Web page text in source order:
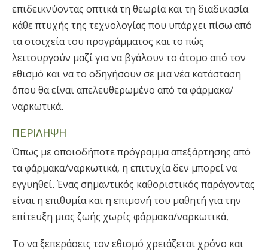
επιδεικνύοντας οπτικά τη θεωρία και τη διαδικασία
κάθε πτυχής της τεχνολογίας που υπάρχει πίσω από
τα στοιχεία του προγράμματος και το πώς
λειτουργούν μαζί για να βγάλουν το άτομο από τον
εθισμό και να το οδηγήσουν σε μια νέα κατάσταση
όπου θα είναι απελευθερωμένο από τα φάρμακα/
ναρκωτικά.
ΠΕΡΙΛΗΨΗ
Όπως με οποιοδήποτε πρόγραμμα απεξάρτησης από
τα φάρμακα/ναρκωτικά, η επιτυχία δεν μπορεί να
εγγυηθεί. Ένας σημαντικός καθοριστικός παράγοντας
είναι η επιθυμία και η επιμονή του μαθητή για την
επίτευξη μιας ζωής χωρίς φάρμακα/ναρκωτικά.
Το να ξεπεράσεις τον εθισμό χρειάζεται χρόνο και